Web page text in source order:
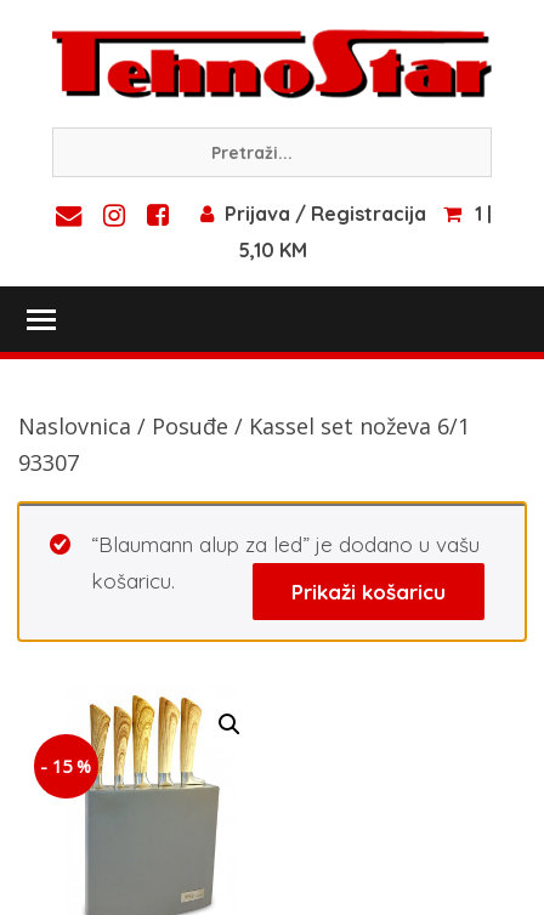
content
Prijava / Registracija
1 |
5,10 KM
Naslovnica / Posuđe / Kassel set noževa 6/1
93307
“Blaumann alup za led” je dodano u vašu
košaricu.
Prikaži košaricu
- 15 %